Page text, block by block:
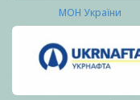
МОН України